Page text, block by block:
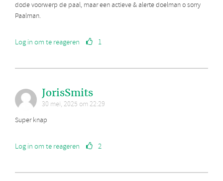
dode voorwerp de paal, maar een actieve & alerte doelman o sorry
Paalman.
Log in om te reageren 1
JorisSmits
30 mei, 2025 om 22:29
Super knap
Log in om te reageren 2